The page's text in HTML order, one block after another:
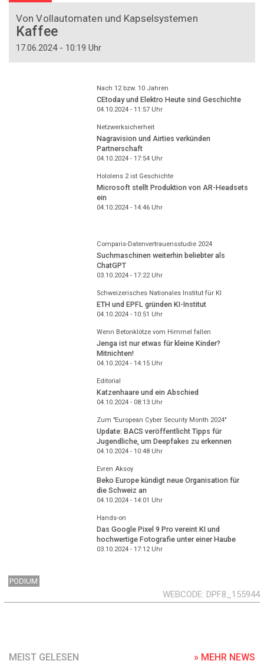
Von Vollautomaten und Kapselsystemen
Kaffee
17.06.2024 - 10:19 Uhr
Nach 12 bzw. 10 Jahren
CEtoday und Elektro Heute sind Geschichte
04.10.2024 - 11:57Uhr
Netzwerksicherheit
Nagravision und Airties verkünden
Partnerschaft
04.10.2024 - 17:54Uhr
Hololens 2 ist Geschichte
Microsoft stellt Produktion von AR-Headsets
ein
04.10.2024 - 14:46Uhr
Comparis-Datenvertrauensstudie 2024
Suchmaschinen weiterhin beliebter als
ChatGPT
03.10.2024 - 17:22Uhr
Schweizerisches Nationales Institut für KI
ETH und EPFL gründen KI-Institut
04.10.2024 - 10:51 Uhr
Wenn Betonklötze vom Himmel fallen
Jenga ist nur etwas für kleine Kinder?
Mitnichten!
04.10.2024 - 14:15Uhr
Editorial
Katzenhaare und ein Abschied
04.10.2024 - 08:13Uhr
Zum "European Cyber Security Month 2024"
Update: BACS veröffentlicht Tipps für
Jugendliche, um Deepfakes zu erkennen
04.10.2024 - 10:48Uhr
Evren Aksoy
Beko Europe kündigt neue Organisation für
die Schweiz an
04.10.2024 - 14:01 Uhr
Hands-on
Das Google Pixel 9 Pro vereint KI und
hochwertige Fotografie unter einer Haube
03.10.2024 - 17:12Uhr
PODIUM
WEBCODE DPF8_155944
MEIST GELESEN » MEHR NEWS